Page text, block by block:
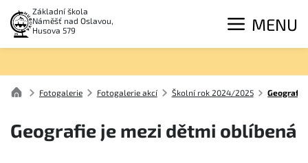
Základní škola
Náměšť nad Oslavou,
Husova 579
MENU
Fotogalerie Fotogalerie akcí Školní rok 2024/2025
Geografie je mezi dětmi oblíbená